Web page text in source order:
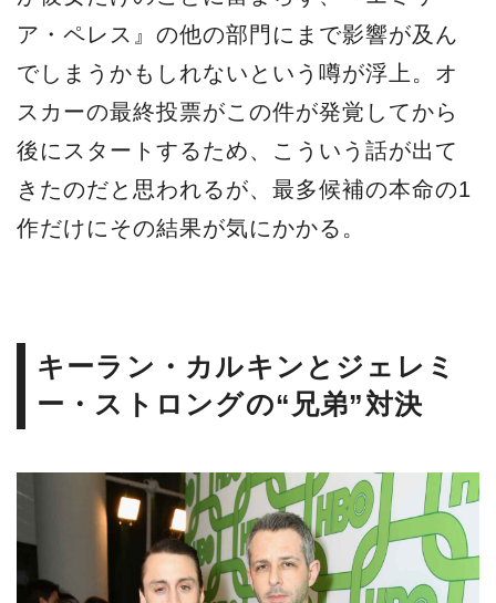
ア・ペレス』の他の部門にまで影響が及ん
でしまうかもしれないという噂が浮上。オ
スカーの最終投票がこの件が発覚してから
後にスタートするため、こういう話が出て
きたのだと思われるが、最多候補の本命の1
作だけにその結果が気にかかる。
キーラン・カルキンとジェレミ
ー・ストロングの“兄弟”対決